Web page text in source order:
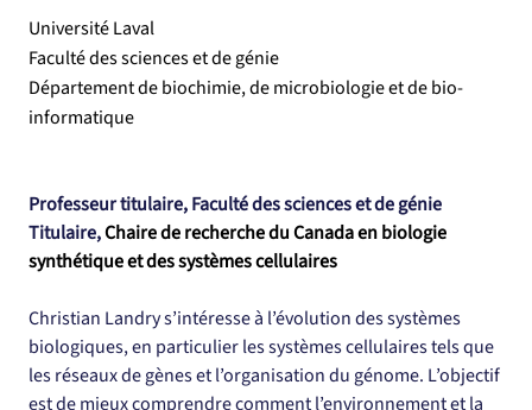
Université Laval
Faculté des sciences et de génie
Département de biochimie, de microbiologie et de bio-
informatique
Professeur titulaire, Faculté des sciences et de génie
Titulaire, Chaire de recherche du Canada en biologie
synthétique et des systèmes cellulaires
Christian Landry s’intéresse à l’évolution des systèmes
biologiques, en particulier les systèmes cellulaires tels que
les réseaux de gènes et l’organisation du génome. L’objectif
est de mieux comprendre comment l’environnement et la